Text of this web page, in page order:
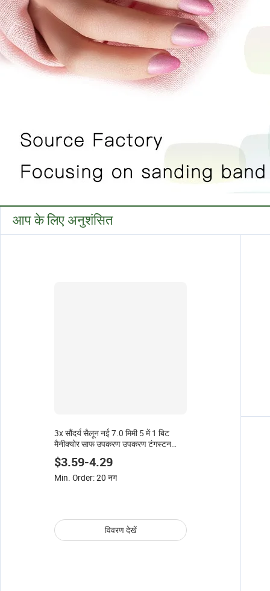
आप के लिए अनुशंसित
3x सौंदर्य सैलून नई 7.0 मिमी 5 में 1 बिट
मैनीक्योर साफ उपकरण उपकरण टंगस्टन
स्टील कार्बाइड बिट बैंगनी
$3.59-4.29
Min. Order: 20 नग
विवरण देखें